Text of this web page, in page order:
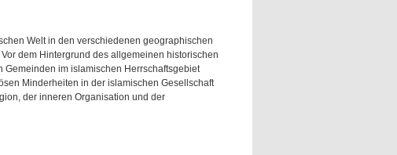
Welt in den verschiedenen geographischen
dem Hintergrund des allgemeinen historischen
im islamischen Herrschaftsgebiet
Minderheiten in der islamischen Gesellschaft
der inneren Organisation und der